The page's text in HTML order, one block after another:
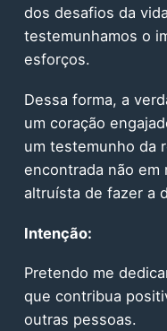
dos desafios da
testemunhamos o
esforços.
Dessa forma, a
um coração
um testemunho da
encontrada não em
altruísta de fazer a
Intenção:
Pretendo me
que contribua
outras pessoas.